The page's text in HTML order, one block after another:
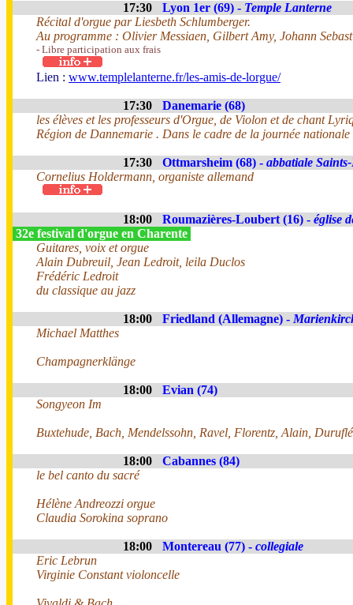
17:30 Lyon 1er (69) - Temple Lanterne
Récital d'orgue par Liesbeth Schlumberger.
Au programme : Olivier Messiaen, Gilbert Amy, Johann
- Libre participation aux frais
Lien : www.templelanterne.fr/les-amis-de-lorgue/
17:30
Danemarie (68)
les élèves et les professeurs d'Orgue, de Violon et de chant
Région de Dannemarie . Dans le cadre de la journée
17:30 Ottmarsheim (68) - abbatiale
Cornelius Holdermann, organiste allemand
18:00 Roumazières-Loubert (16) - église
32e festival d'orgue en Charente
Guitares, voix et orgue
Alain Dubreuil, Jean Ledroit, leila Duclos
Frédéric Ledroit
du classique au jazz
18:00 Friedland (Allemagne) -
Michael Matthes
Champagnerklänge
18:00
Evian (74)
Songyeon Im
Buxtehude, Bach, Mendelssohn, Ravel, Florentz, Alain, Duruflé
18:00
Cabannes (84)
le bel canto du sacré
Hélène Andreozzi orgue
Claudia Sorokina soprano
18:00 Montereau (77) - collegiale
Eric Lebrun
Virginie Constant violoncelle